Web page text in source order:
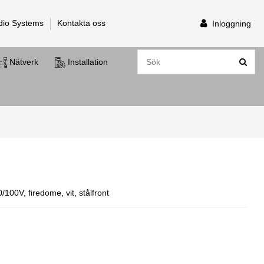
Systems Kontakta oss Inloggning
Nätverk Installation
100V, firedome, vit, stålfront